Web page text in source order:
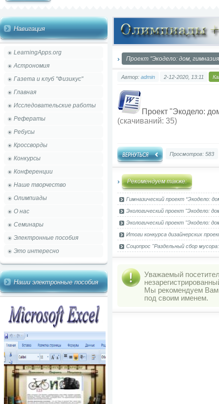
Навигация
LearningApps.org
Астрономия
Газета и клуб "Физикус"
Главная
Исследовательские работы
Рефераты
Ребусы
Кроссворды
Конкурсы
Конференции
Наше творчество
Олимпиады
О нас
Семинары
Электронные пособия
Это интересно
Наши электронные пособия
Проект "Экодело: дом,
Автор: admin 2-12-2020, 13:11
Проект "Экодело:
(cкачиваний: 35)
Просмотров: 583
Рекомендуем также:
Гимназический проект “Экодело:
Экологический проект "Экодело:
Экологический проект "Экодело:
Итоги конкурса дизайнерских
Соцопрос "Раздельный сбор
Уважаемый
Мы рекомендуем
под своим именем.